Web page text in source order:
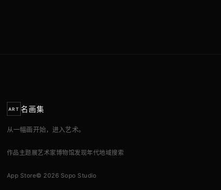
ART 名画集
从一幅画开始，进入艺术。
作品 主题展艺术家博物馆发现年代地域搜索
App Store© 2026 Sopo Studio